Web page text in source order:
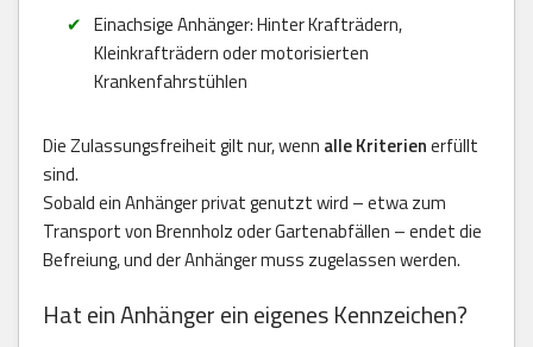
Einachsige Anhänger: Hinter Krafträdern,
Kleinkrafträdern oder motorisierten
Krankenfahrstühlen
Die Zulassungsfreiheit gilt nur, wenn alle Kriterienerfüllt
sind.
Sobald ein Anhänger privat genutzt wird – etwa zum
Transport von Brennholz oder Gartenabfällen – endet die
Befreiung, und der Anhänger muss zugelassen werden.
Hat ein Anhänger ein eigenes Kennzeichen?